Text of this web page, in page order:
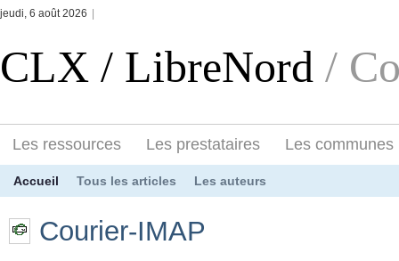
jeudi, 6 août 2026
CLX / LibreNord /
Les ressources Les prestataires Les communes
Accueil Tous les articles Les auteurs
Courier-IMAP